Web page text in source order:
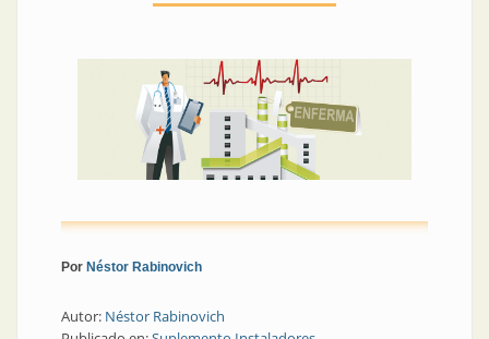
Por Néstor Rabinovich
Autor: Néstor Rabinovich